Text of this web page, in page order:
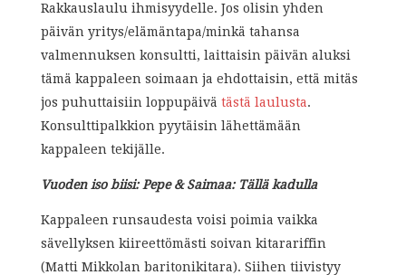
Rakkauslaulu ihmisyydelle. Jos olisin yhden
päivän yritys/elämäntapa/minkä tahansa
valmennuksen konsultti, laittaisin päivän aluksi
tämä kappaleen soimaan ja ehdottaisin, että mitäs
jos puhuttaisiin loppupäivä tästä laulusta.
Konsulttipalkkion pyytäisin lähettämään
kappaleen tekijälle.
Vuoden iso biisi: Pepe & Saimaa: Tällä kadulla
Kappaleen runsaudesta voisi poimia vaikka
sävellyksen kiireettömästi soivan kitarariffin
(Matti Mikkolan baritonikitara). Siihen tiivistyy